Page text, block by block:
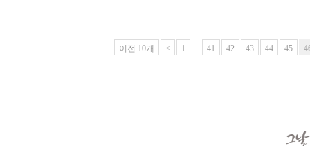
이전 10개 < 1 ... 41 42 43 44 45